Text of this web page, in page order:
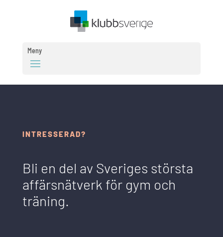
Meny
INTRESSERAD?
Bli en del av Sveriges största
affärsnätverk för gym och
träning.